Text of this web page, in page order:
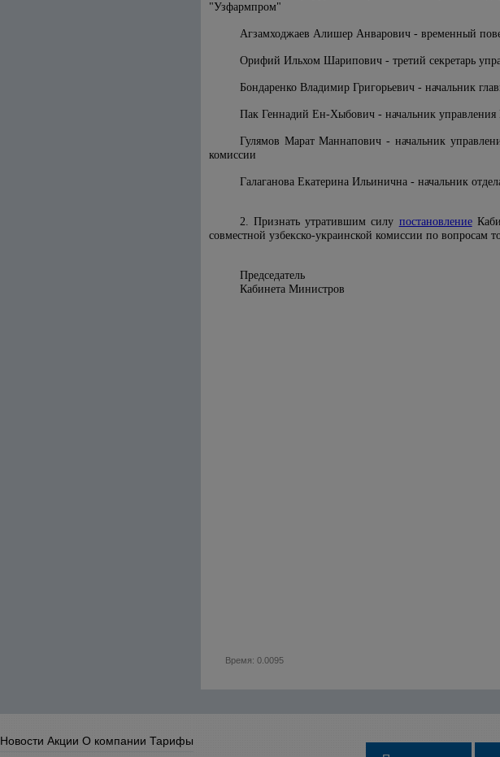
"Узфармпром"
Агзамходжаев Алишер Анварович - временный
Орифий Ильхом Шарипович - третий секретарь
Бондаренко Владимир Григорьевич - начальник
Пак Геннадий Ен-Хыбович - начальник управления
Гулямов Марат Маннапович - начальник
комиссии
Галаганова Екатерина Ильинична - начальник
2. Признать утратившим силу постановление
совместной узбекско-украинской комиссии по вопросам
Председатель
Кабинета Министров
Время: 0.0095
Новости Акции О компании Тарифы